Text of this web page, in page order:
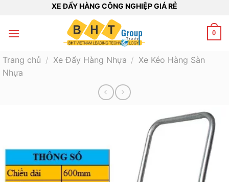
nội
XE ĐẨY HÀNG CÔNG NGHIỆP GIÁ RẺ
0
Trang chủ / Xe Đẩy Hàng Nhựa / Xe Kéo Hàng Sàn
Nhựa